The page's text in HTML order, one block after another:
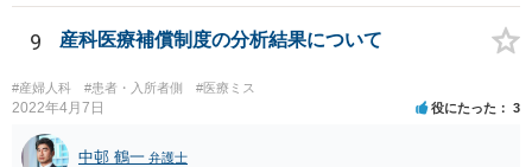
9 産科医療補償制度の分析結果について
#産婦人科 #患者・入所者側 #医療ミス
2022年4月7日 役にたった 3
中邨 鶴一 弁護士